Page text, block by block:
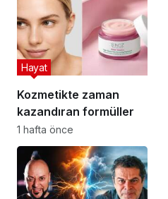
Kozmetikte zaman
kazandıran formüller
Hayat
1 hafta önce